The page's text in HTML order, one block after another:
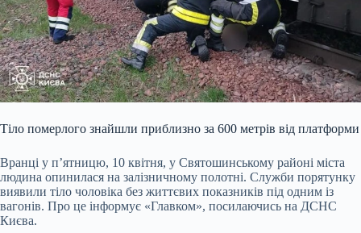
Тіло померлого знайшли приблизно за 600 метрів від платформи
Вранці у п’ятницю, 10 квітня, у Святошинському районі міста
людина опинилася на залізничному полотні. Служби порятунку
виявили тіло чоловіка без життєвих показників під одним із
вагонів. Про це інформує «Главком», посилаючись на ДСНС
Києва.